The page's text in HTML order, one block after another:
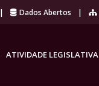
| Dados Abertos |
ATIVIDADE LEGISLATIVA